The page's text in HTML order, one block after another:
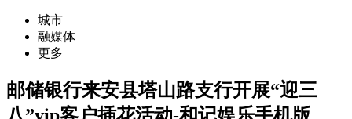
城市
融媒体
更多
邮储银行来安县塔山路支行开展“迎三